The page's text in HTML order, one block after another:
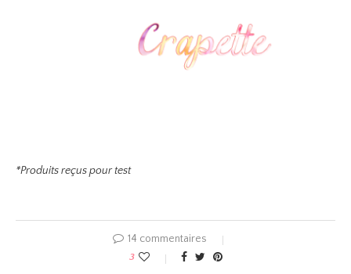
*Produits reçus pour test
14 commentaires
3